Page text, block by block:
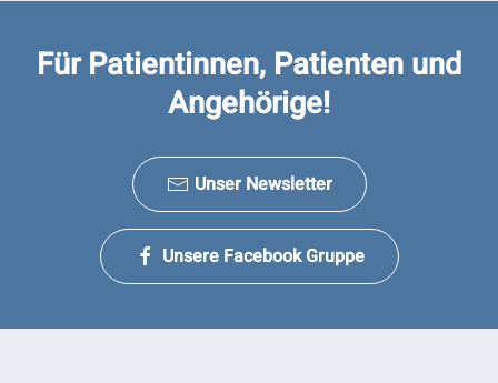
Für Patientinnen, Patienten und
Angehörige!
Unser Newsletter
Unsere Facebook Gruppe